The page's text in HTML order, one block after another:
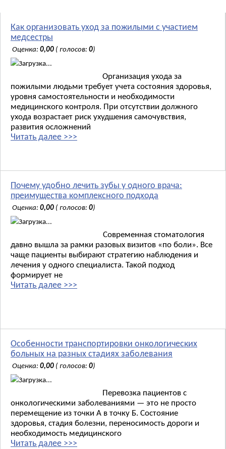
Как организовать уход за пожилыми с участием
медсестры
Оценка: 0,00 ( голосов: 0)
Загрузка...
Организация ухода за
пожилыми людьми требует учета состояния здоровья,
уровня самостоятельности и необходимости
медицинского контроля. При отсутствии должного
ухода возрастает риск ухудшения самочувствия,
развития осложнений
Читать далее >>>
Почему удобно лечить зубы у одного врача:
преимущества комплексного подхода
Оценка: 0,00 ( голосов: 0)
Загрузка...
Современная стоматология
давно вышла за рамки разовых визитов «по боли». Все
чаще пациенты выбирают стратегию наблюдения и
лечения у одного специалиста. Такой подход
формирует не
Читать далее >>>
Особенности транспортировки онкологических
больных на разных стадиях заболевания
Оценка: 0,00 ( голосов: 0)
Загрузка...
Перевозка пациентов с
онкологическими заболеваниями — это не просто
перемещение из точки А в точку Б. Состояние
здоровья, стадия болезни, переносимость дороги и
необходимость медицинского
Читать далее >>>